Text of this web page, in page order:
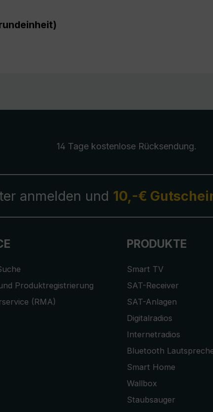
14 Tage kostenlose Rücksendung.
anmelden und 10,-€
Produktregistrierung
(RMA)
PRODUKTE
Smart TV
SAT-Receiver
SAT-Anlagen
Digitalradios
Internetradios
Bluetooth
Smart Home
Wallbox
Staubsauger